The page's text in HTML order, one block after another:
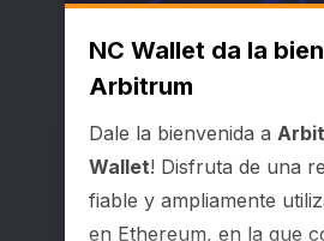
NC Wallet da la
Arbitrum
Dale la bienvenida a
Wallet! Disfruta de una
fiable y ampliamente
en Ethereum, en la que